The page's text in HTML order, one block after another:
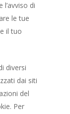
di
le tue
il tuo
diversi
dai siti
del
Per